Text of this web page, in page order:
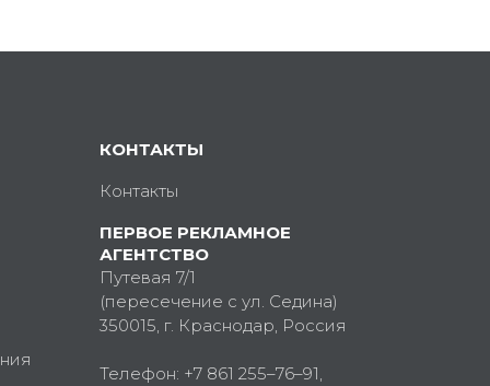
КОНТАКТЫ
Контакты
ПЕРВОЕ РЕКЛАМНОЕ
АГЕНТСТВО
Путевая 7/1
(пересечение с ул. Седина)
350015, г. Краснодар, Россия
Телефон: +7 861 255–76–91,